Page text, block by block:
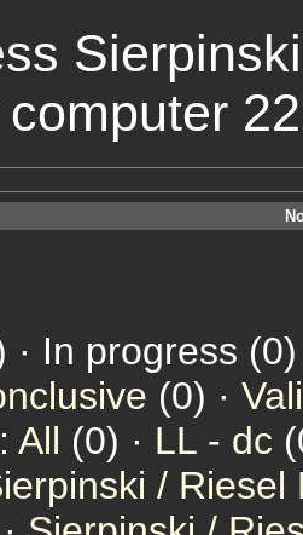
· In progress
(0) ·
All (0) · LL - dc
/ Riesel